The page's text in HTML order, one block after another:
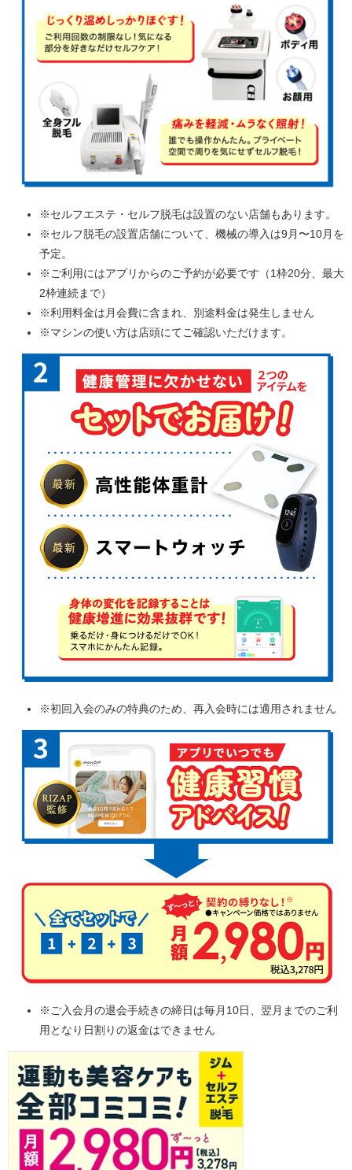
※セルフエステ・セルフ脱毛は設置のない店舗もあります。
※セルフ脱毛の設置店舗について、機械の導入は9月〜10月を
予定。
※ご利用にはアプリからのご予約が必要です（1枠20分、最大
2枠連続まで）
※利用料金は月会費に含まれ、別途料金は発生しません
※マシンの使い方は店頭にてご確認いただけます。
※初回入会のみの特典のため、再入会時には適用されません
※ご入会月の退会手続きの締日は毎月10日、翌月までのご利
用となり日割りの返金はできません